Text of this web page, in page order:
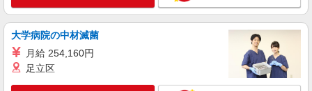
詳細を見る
派遣社員
株式会社テクノ・サービス/お仕事No/0916802
大学病院の中材滅菌
月給 254,160円
足立区